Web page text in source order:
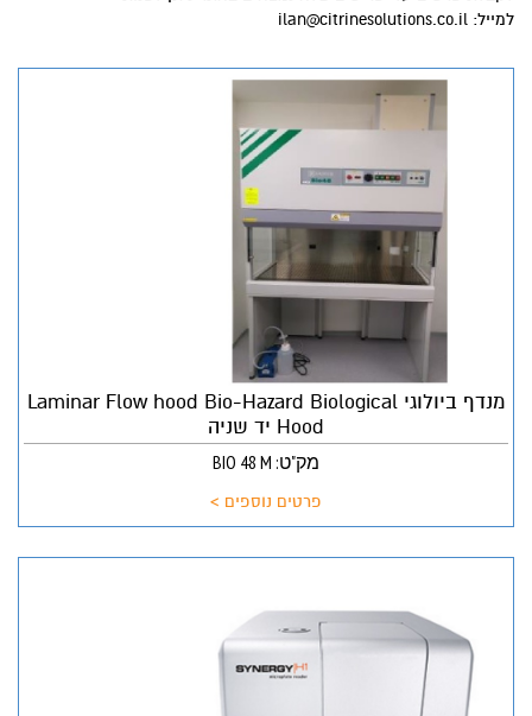
למייל: ilan@citrinesolutions.co.il
מנדף ביולוגי Laminar Flow hood Bio-Hazard Biological
Hood יד שניה
מק"ט: BIO 48 M
פרטים נוספים >